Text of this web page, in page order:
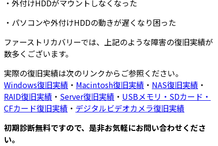
・ 外付けHDDがマウントしなくなった
・ パソコンや外付けHDDの動きが遅くなり困った
ファーストリカバリーでは、上記のような障害の復旧実績が
数多くございます。
実際の復旧実績は次のリンクからご参照ください。
Windows復旧実績 ・ Macintosh復旧実績 ・ NAS復旧実績 ・
RAID復旧実績 ・ Server復旧実績 ・ USBメモリ・SDカード・
CFカード復旧実績 ・ デジタルビデオカメラ復旧実績
初期診断無料ですので、是非お気軽にお問い合わせくださ
い。